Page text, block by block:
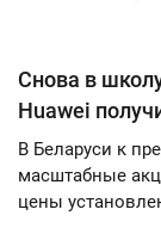
Снова в
Huawei
В Беларуси к
масштабные
цены